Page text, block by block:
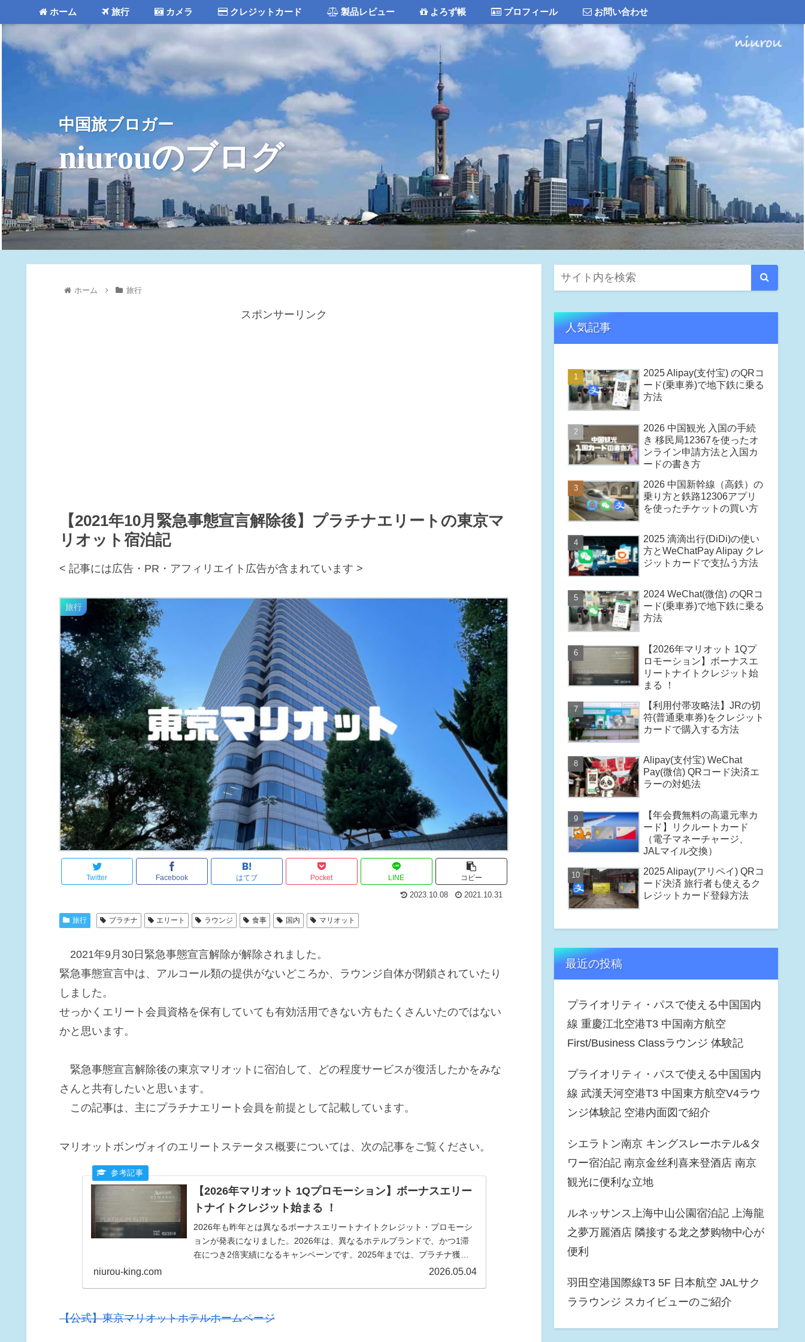
中国旅ブロガー
niurouのブログ
ホーム 旅行 カメラ クレジットカード 製品レビュー よろず帳 プロフィール お問い合わせ
ホーム 旅行
スポンサーリンク
【2021年10月緊急事態宣言解除後】プラチナエリートの東京マ
リオット宿泊記
< 記事には広告・PR・アフィリエイト広告が含まれています >
旅行
Twitter Facebook はてブ Pocket LINE コピー
2023.10.08 2021.10.31
旅行 プラチナ エリート ラウンジ 食事 国内 マリオット
2021年9月30日緊急事態宣言解除が解除されました。
緊急事態宣言中は、アルコール類の提供がないどころか、ラウンジ自体が閉鎖されていたり
しました。
せっかくエリート会員資格を保有していても有効活用できない方もたくさんいたのではない
かと思います。
緊急事態宣言解除後の東京マリオットに宿泊して、どの程度サービスが復活したかをみな
さんと共有したいと思います。
この記事は、主にプラチナエリート会員を前提として記載しています。
マリオットボンヴォイのエリートステータス概要については、次の記事をご覧ください。
【2026年マリオット 1Qプロモーション】ボーナスエリー
トナイトクレジット始まる ！
2026年も昨年とは異なるボーナスエリートナイトクレジット・プロモーシ
ョンが発表になりました。2026年は、異なるホテルブランドで、かつ1滞
在につき2倍実績になるキャンペーンです。2025年までは、プラチナ獲得
の近道として1Qプロモーションが利用できましたが、2026年の1Qプロモ
niurou-king.com 2026.05.04
【公式】東京マリオットホテルホームページ
人気記事
2025 Alipay(支付宝) のQRコ
ード(乗車券)で地下鉄に乗る
方法
2026 中国観光 入国の手続
き 移民局12367を使ったオ
ンライン申請方法と入国カ
ードの書き方
2026 中国新幹線（高鉄）の
乗り方と鉄路12306アプリ
を使ったチケットの買い方
2025 滴滴出行(DiDi)の使い
方とWeChatPay Alipay クレ
ジットカードで支払う方法
2024 WeChat(微信) のQRコ
ード(乗車券)で地下鉄に乗る
方法
【2026年マリオット 1Qプ
ロモーション】ボーナスエ
リートナイトクレジット始
まる ！
【利用付帯攻略法】JRの切
符(普通乗車券)をクレジット
カードで購入する方法
Alipay(支付宝) WeChat
Pay(微信) QRコード決済エ
ラーの対処法
【年会費無料の高還元率カ
ード】リクルートカード
（電子マネーチャージ、
JALマイル交換）
2025 Alipay(アリペイ) QRコ
ード決済 旅行者も使えるク
レジットカード登録方法
最近の投稿
プライオリティ・パスで使える中国国内
線 重慶江北空港T3 中国南方航空
First/Business Classラウンジ 体験記
プライオリティ・パスで使える中国国内
線 武漢天河空港T3 中国東方航空V4ラウ
ンジ体験記 空港内面図で紹介
シエラトン南京 キングスレーホテル&タ
ワー宿泊記 南京金丝利喜来登酒店 南京
観光に便利な立地
ルネッサンス上海中山公園宿泊記 上海龍
之夢万麗酒店 隣接する龙之梦购物中心が
便利
羽田空港国際線T3 5F 日本航空 JALサク
ララウンジ スカイビューのご紹介